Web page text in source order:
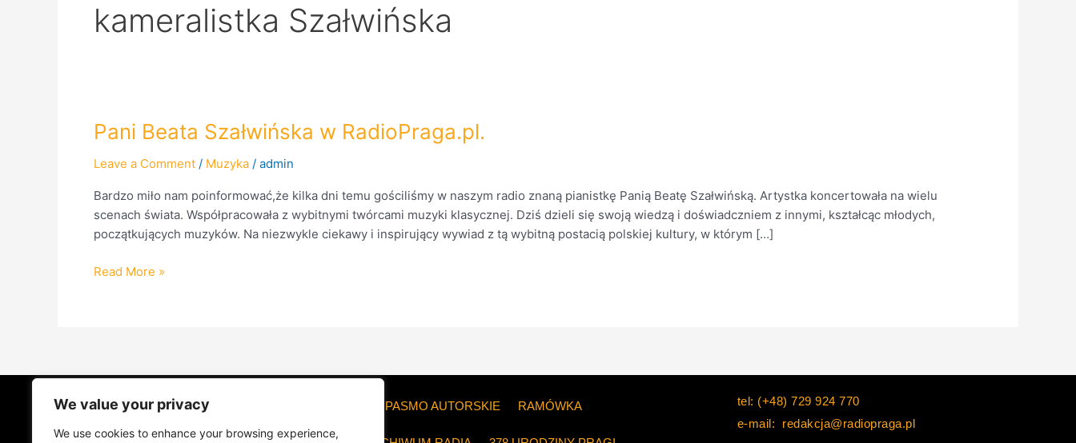
We value your privacy
We use cookies to enhance your browsing experience,
kameralistka Szałwińska
Pani Beata Szałwińska w RadioPraga.pl.
Leave a Comment / Muzyka / admin
Bardzo miło nam poinformować,że kilka dni temu gościliśmy w naszym radio znaną pianistkę Panią Beatę Szałwińską. Artystka koncertowała na wielu
scenach świata. Współpracowała z wybitnymi twórcami muzyki klasycznej. Dziś dzieli się swoją wiedzą i doświadczniem z innymi, kształcąc młodych,
początkujących muzyków. Na niezwykle ciekawy i inspirujący wywiad z tą wybitną postacią polskiej kultury, w którym […]
Pani
Szałwińska
RadioPraga.pl.
Read More »
STRONA GŁÓWNA PASMO AUTORSKIE RAMÓWKA
tel: (+48) 729 924 770
e-mail: redakcja@radiopraga.pl